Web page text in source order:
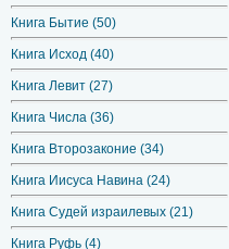
Книга Бытие (50)
Книга Исход (40)
Книга Левит (27)
Книга Числа (36)
Книга Второзаконие (34)
Книга Иисуса Навина (24)
Книга Судей израилевых (21)
Книга Руфь (4)